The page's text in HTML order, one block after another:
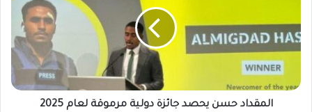
دولية
مرموقة
2025
المقداد حسن يحصد جائزة دولية مرموقة لعام 2025